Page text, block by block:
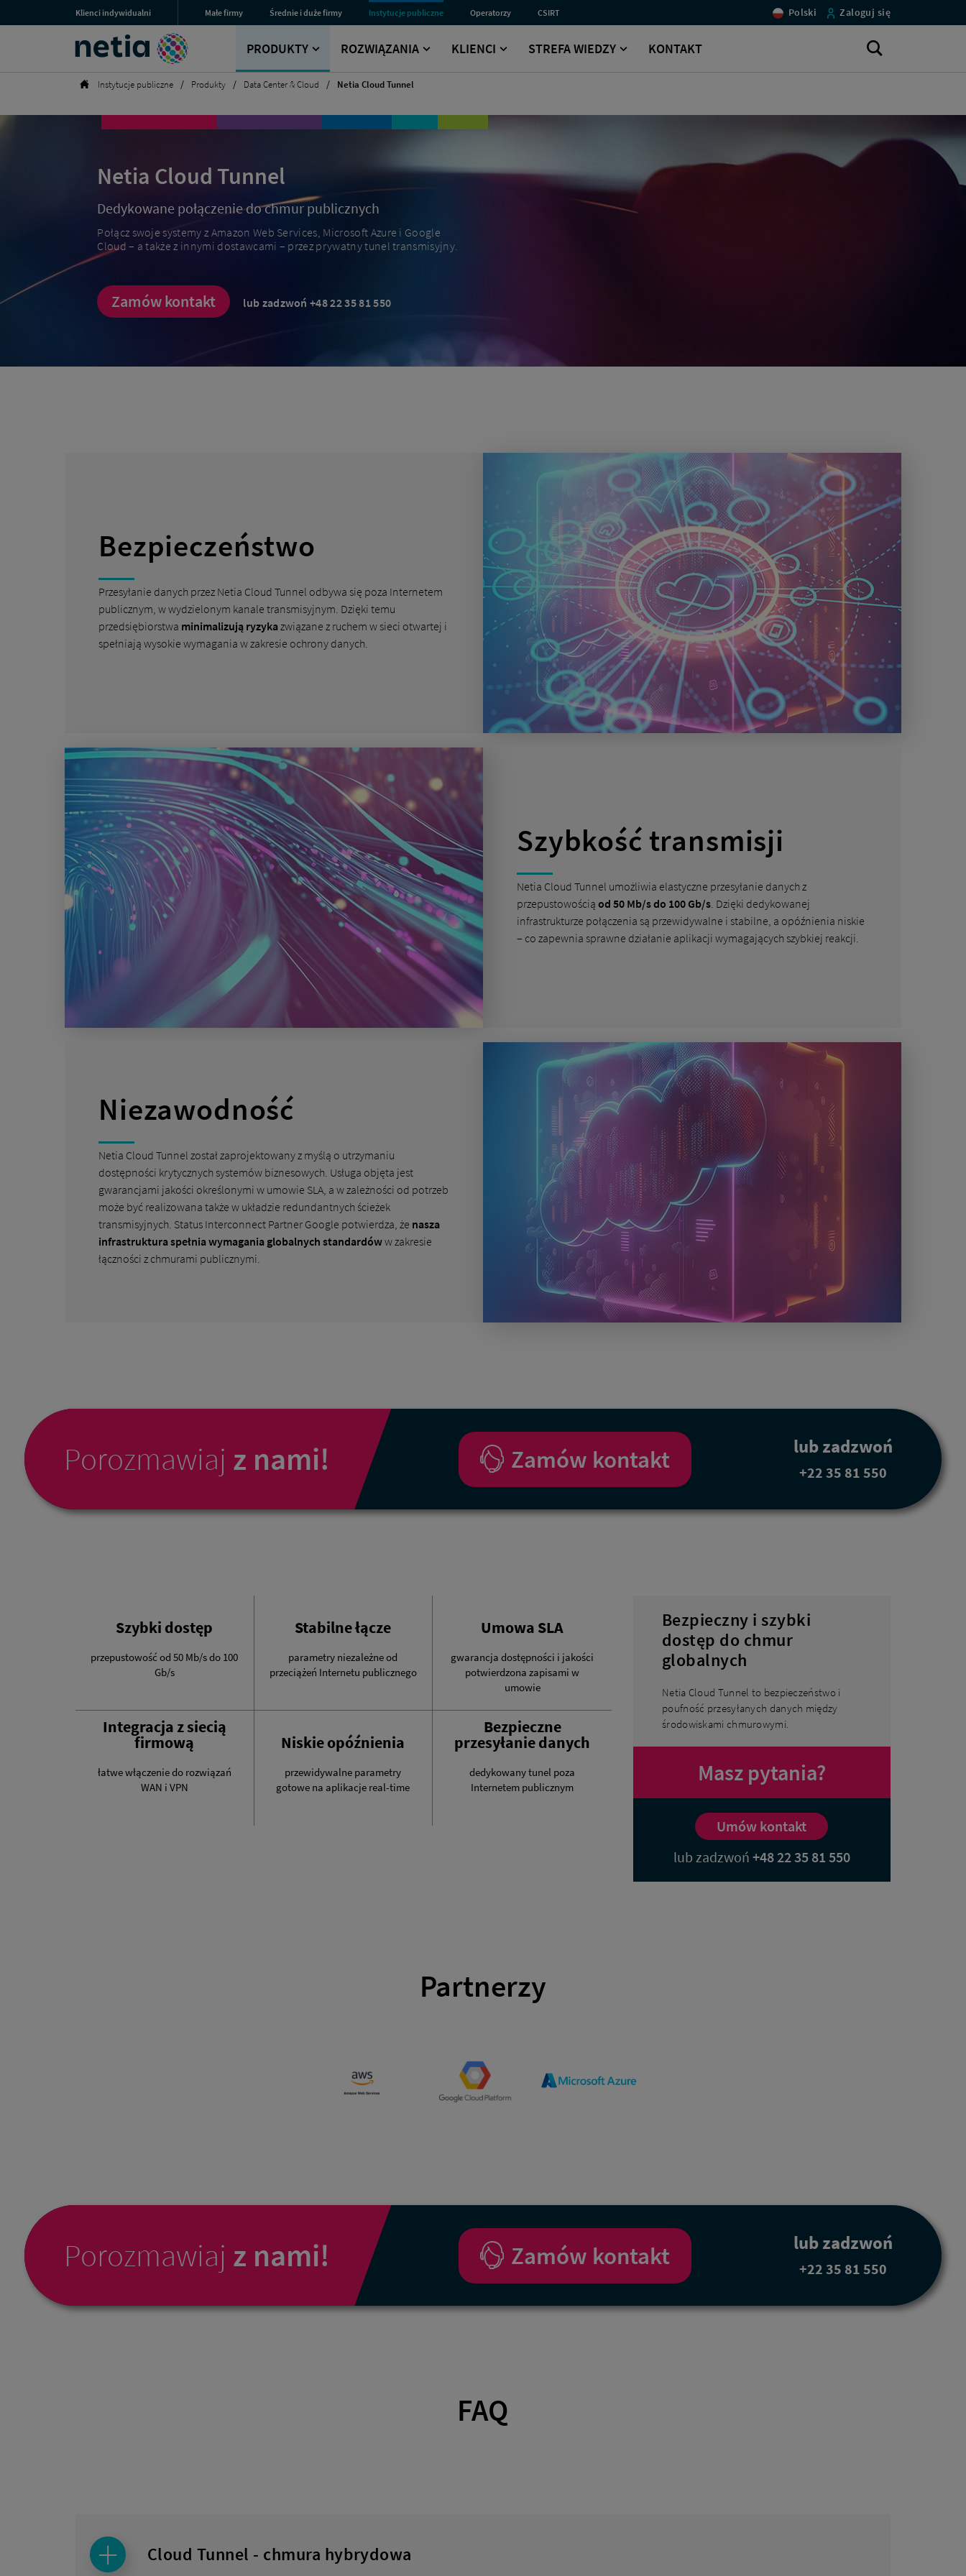
|
Klienci indywidualni
Przejdź
sekcji
dla
Indywidualnych
Małe firmy
Przejdź
Firm
Średnie i duże firmy
Przejdź
sekcji
dla
Dużych
Instytucje publiczne
Przejdź
sekcji
dla
Publicznych
Operatorzy
Przejdź
sekcji
dla
CSIRT
Przejdź
sekcji
Computer
Polski Zaloguj się
Netia PRODUKTY ROZWIĄZANIA KLIENCI STREFA WIEDZY KONTAKT
Wyszukiwarka
Strona
Instytucje publiczne Produkty Data Center & Cloud Netia Cloud Tunnel
Netia Cloud Tunnel
Dedykowane połączenie do chmur publicznych
Połącz swoje systemy z Amazon Web Services, Microsoft Azure i Google
Cloud – a także z innymi dostawcami – przez prywatny tunel transmisyjny.
Zamów kontakt lub zadzwoń+48 22 35 81 550
Bezpieczeństwo
Przesyłanie danych przez Netia Cloud Tunnel odbywa się poza Internetem
publicznym, w wydzielonym kanale transmisyjnym. Dzięki temu
przedsiębiorstwa minimalizują ryzykazwiązane z ruchem w sieci otwartej i
spełniają wysokie wymagania w zakresie ochrony danych.
Szybkość transmisji
Netia Cloud Tunnel umożliwia elastyczne przesyłanie danych z
przepustowością od 50 Mb/s do 100 Gb/s . Dzięki dedykowanej
infrastrukturze połączenia są przewidywalne i stabilne, a opóźnienia niskie
– co zapewnia sprawne działanie aplikacji wymagających szybkiej reakcji.
Niezawodność
Netia Cloud Tunnel został zaprojektowany z myślą o utrzymaniu
dostępności krytycznych systemów biznesowych. Usługa objęta jest
gwarancjami jakości określonymi w umowie SLA, a w zależności od potrzeb
może być realizowana także w układzie redundantnych ścieżek
transmisyjnych. Status Interconnect Partner Google potwierdza, że nasza
infrastruktura spełnia wymagania globalnych standardóww zakresie
łączności z chmurami publicznymi.
Porozmawiaj z nami! Zamów kontakt lub zadzwoń
+22 35 81 550
Szybki dostęp
przepustowość od 50 Mb/s do 100
Gb/s
Stabilne łącze
parametry niezależne od
przeciążeń Internetu publicznego
Umowa SLA
gwarancja dostępności i jakości
potwierdzona zapisami w
umowie
Integracja z siecią
firmową
łatwe włączenie do rozwiązań
WAN i VPN
Niskie opóźnienia
przewidywalne parametry
gotowe na aplikacje real-time
Bezpieczne
przesyłanie danych
dedykowany tunel poza
Internetem publicznym
Bezpieczny i szybki
dostęp do chmur
globalnych
Netia Cloud Tunnel to bezpieczeństwo i
poufność przesyłanych danych między
środowiskami chmurowymi.
Masz pytania?
Umów kontakt
lub zadzwoń +48 22 35 81 550
Partnerzy
Porozmawiaj z nami! Zamów kontakt lub zadzwoń
+22 35 81 550
FAQ
Cloud Tunnel - chmura hybrydowa